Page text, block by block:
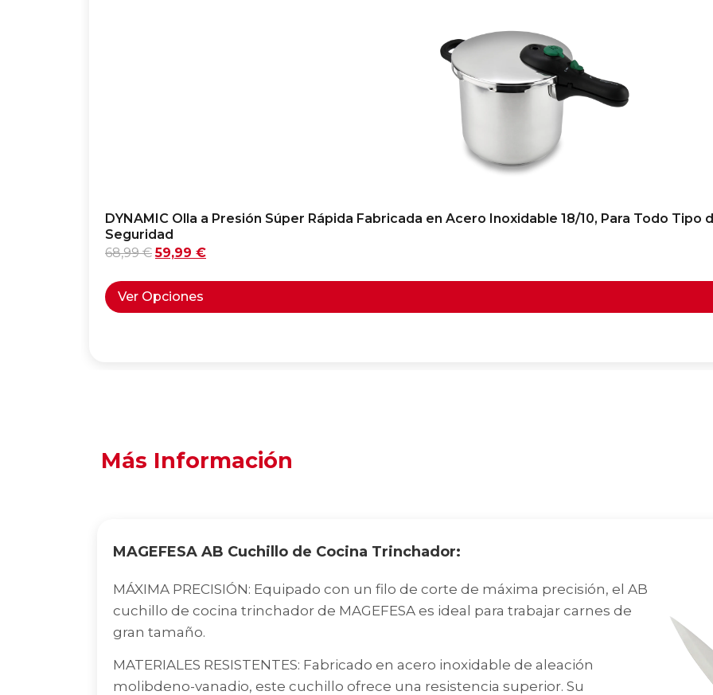
DYNAMIC Olla a Presión Súper Rápida Fabricada en Acero Inoxidable 18/10, Para Todo Tipo
Seguridad
68,99€ 59,99 €
Ver Opciones
Más Información
MAGEFESA AB Cuchillo de Cocina Trinchador:
MÁXIMA PRECISIÓN: Equipado con un filo de corte de máxima precisión, el AB
cuchillo de cocina trinchador de MAGEFESA es ideal para trabajar carnes de
gran tamaño.
MATERIALES RESISTENTES: Fabricado en acero inoxidable de aleación
molibdeno-vanadio, este cuchillo ofrece una resistencia superior. Su